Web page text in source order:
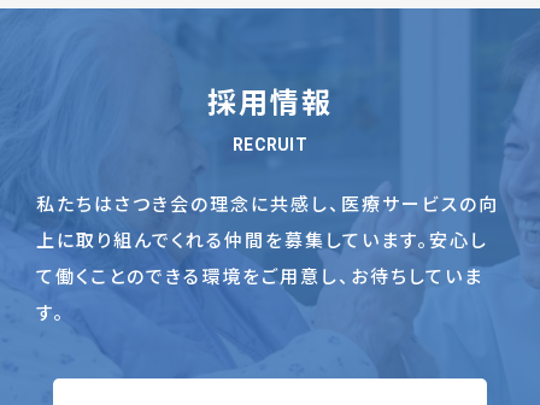
採用情報
RECRUIT
私たちはさつき会の理念に共感し、医療サービスの向
上に取り組んでくれる仲間を募集しています。安心し
て働くことのできる環境をご用意し、お待ちしていま
す。